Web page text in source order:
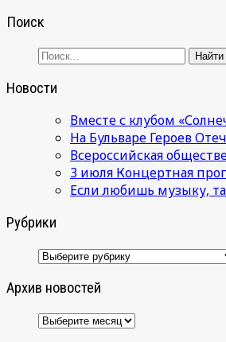
Поиск
Новости
Вместе с клубом
На Бульваре Героев
Всероссийская
3 июля Концертная
Если любишь музыку,
Рубрики
Рубрики
Архив новостей
Архив